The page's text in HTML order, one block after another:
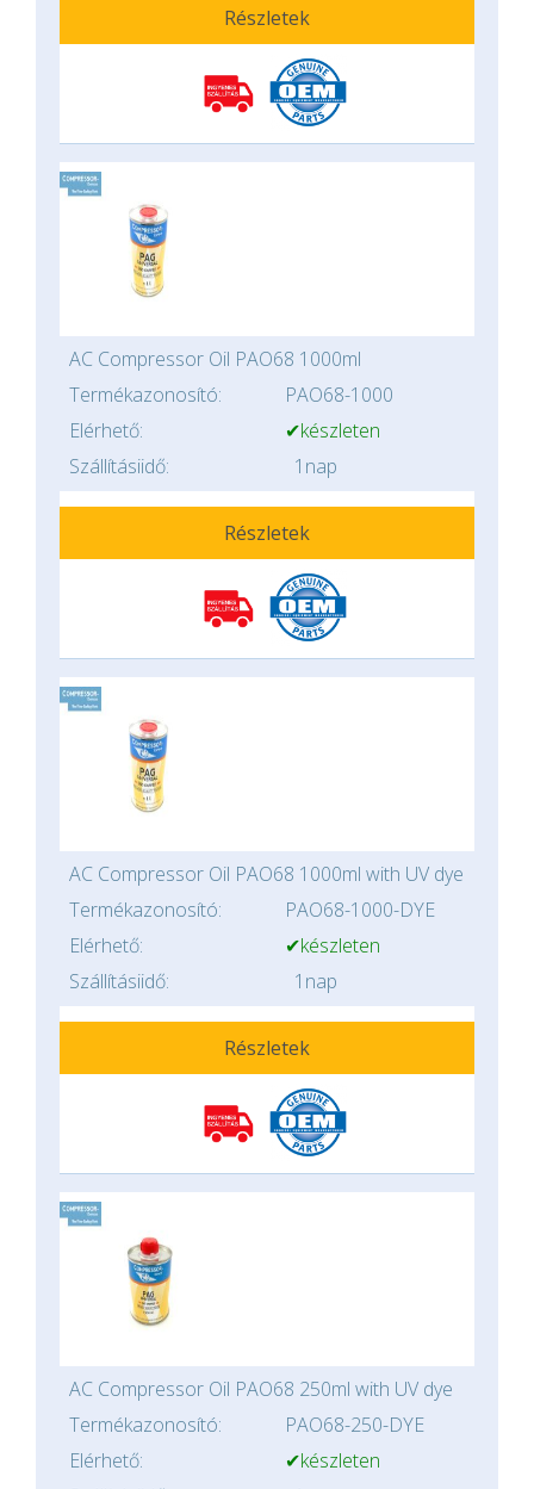
Részletek
AC Compressor Oil PAO68 1000ml
Termékazonosító:
PAO68-1000
Elérhető:
✔készleten
Szállításiidő:
1nap
Részletek
AC Compressor Oil PAO68 1000ml with UV dye
Termékazonosító:
PAO68-1000-DYE
Elérhető:
✔készleten
Szállításiidő:
1nap
Részletek
AC Compressor Oil PAO68 250ml with UV dye
Termékazonosító:
PAO68-250-DYE
Elérhető:
✔készleten